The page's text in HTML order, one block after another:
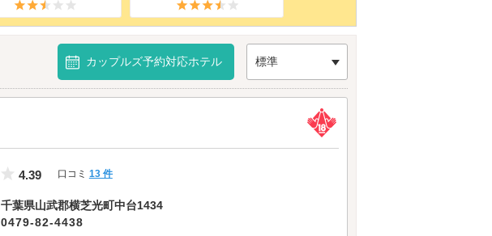
カップルズ予約対応ホテル 標準
5つ星のうち4
4.39 口コミ 13 件
千葉県山武郡横芝光町中台1434
0479-82-4438